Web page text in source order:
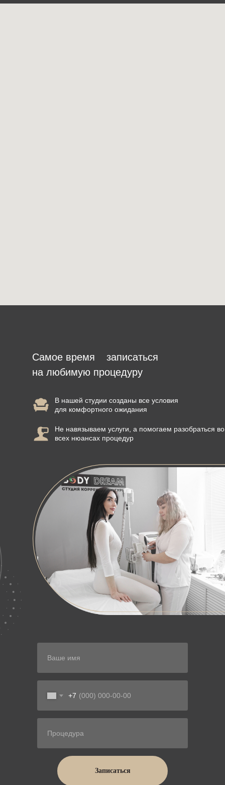
Самое время
записаться
на любимую процедуру
+7
Записаться
В нашей студии созданы все условия
для комфортного ожидания
Не навязываем услуги, а помогаем разобраться во
всех нюансах процедур